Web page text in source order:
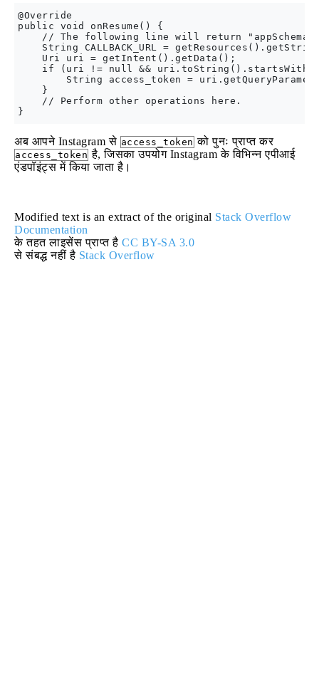
@Override
public void onResume() {
// The following line will return
String CALLBACK_URL =
    Uri uri = getIntent().getData();
if (uri != null &&
String access_token =
    }
    // Perform other operations here.
अब आपने Instagram से access_token को पुनः प्राप्त कर
access_token है, जिसका उपयोग Instagram के विभिन्न एपीआई
एंडपॉइंट्स में किया जाता है।
Modified text is an extract of the original Stack Overflow
Documentation
के तहत लाइसेंस प्राप्त है CC BY-SA 3.0
से संबद्ध नहीं है Stack Overflow